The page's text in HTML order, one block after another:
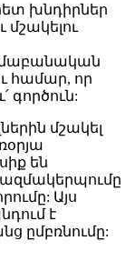
խնդիրներ
մշակելու
համար, որ
գործուն:
մշակել
են
Այս
է
ըմբռնումը: